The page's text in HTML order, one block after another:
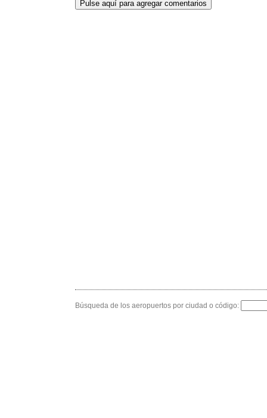
Búsqueda de los aeropuertos por ciudad o código: